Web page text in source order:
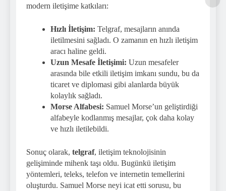
modern iletişime katkıları:
Hızlı İletişim: Telgraf, mesajların anında
iletilmesini sağladı. O zamanın en hızlı iletişim
aracı haline geldi.
Uzun Mesafe İletişimi: Uzun mesafeler
arasında bile etkili iletişim imkanı sundu, bu da
ticaret ve diplomasi gibi alanlarda büyük
kolaylık sağladı.
Morse Alfabesi: Samuel Morse’un geliştirdiği
alfabeyle kodlanmış mesajlar, çok daha kolay
ve hızlı iletilebildi.
Sonuç olarak, telgraf, iletişim teknolojisinin
gelişiminde mihenk taşı oldu. Bugünkü iletişim
yöntemleri, teleks, telefon ve internetin temellerini
oluşturdu. Samuel Morse neyi icat etti sorusu, bu